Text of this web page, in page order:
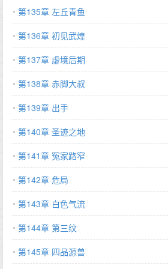
第135章 左丘青鱼
第136章 初见武煌
第137章 虚境后期
第138章 赤脚大叔
第139章 出手
第140章 圣迹之地
第141章 冤家路窄
第142章 危局
第143章 白色气流
第144章 第三纹
第145章 四品源兽